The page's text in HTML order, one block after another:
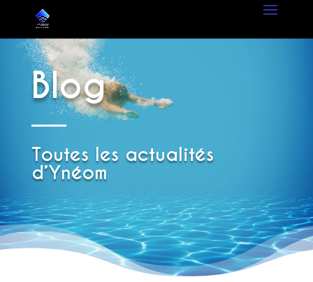
Blog
Toutes les actualités
d’Ynéom